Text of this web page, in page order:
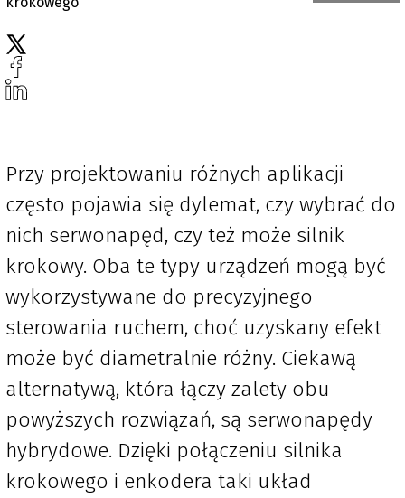
Przy projektowaniu różnych aplikacji
często pojawia się dylemat, czy wybrać do
nich serwonapęd, czy też może silnik
krokowy. Oba te typy urządzeń mogą być
wykorzystywane do precyzyjnego
sterowania ruchem, choć uzyskany efekt
może być diametralnie różny. Ciekawą
alternatywą, która łączy zalety obu
powyższych rozwiązań, są serwonapędy
hybrydowe. Dzięki połączeniu silnika
krokowego i enkodera taki układ